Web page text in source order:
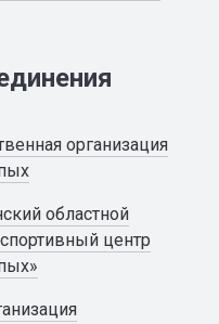
организация
областной
центр